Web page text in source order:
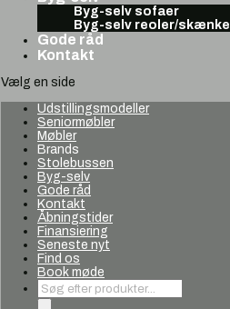
Byg-selv sofaer
Byg-selv reoler/skænke
Gode råd
Kontakt
Vælg en side
Udstillingsmodeller
Seniormøbler
Møbler
Brands
Stolebussen
Byg-selv
Gode råd
Kontakt
Åbningstider
Finansiering
Seneste nyt
Find os
Book møde
Products
search